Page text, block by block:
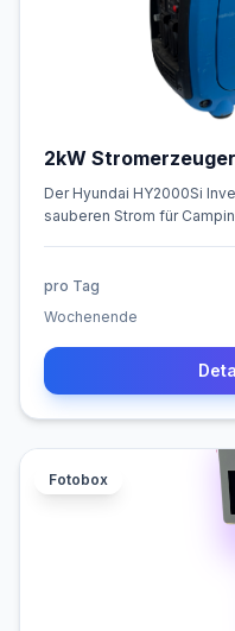
2kW Stromerzeuger
Der Hyundai HY2000Si
sauberen Strom für
pro Tag
Wochenende
Fotobox